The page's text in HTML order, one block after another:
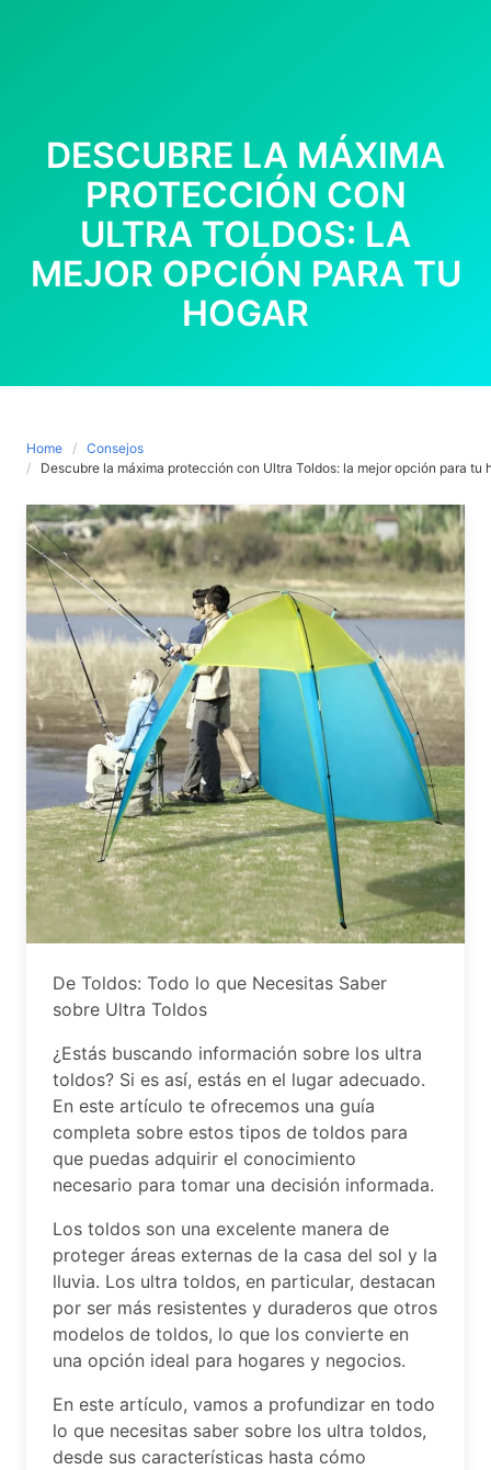
DESCUBRE LA MÁXIMA
PROTECCIÓN CON
ULTRA TOLDOS: LA
MEJOR OPCIÓN PARA TU
HOGAR
Home
Consejos
Descubre la máxima protección con Ultra Toldos: la mejor opción para tu
De Toldos: Todo lo que Necesitas Saber
sobre Ultra Toldos
¿Estás buscando información sobre los ultra
toldos? Si es así, estás en el lugar adecuado.
En este artículo te ofrecemos una guía
completa sobre estos tipos de toldos para
que puedas adquirir el conocimiento
necesario para tomar una decisión informada.
Los toldos son una excelente manera de
proteger áreas externas de la casa del sol y la
lluvia. Los ultra toldos, en particular, destacan
por ser más resistentes y duraderos que otros
modelos de toldos, lo que los convierte en
una opción ideal para hogares y negocios.
En este artículo, vamos a profundizar en todo
lo que necesitas saber sobre los ultra toldos,
desde sus características hasta cómo